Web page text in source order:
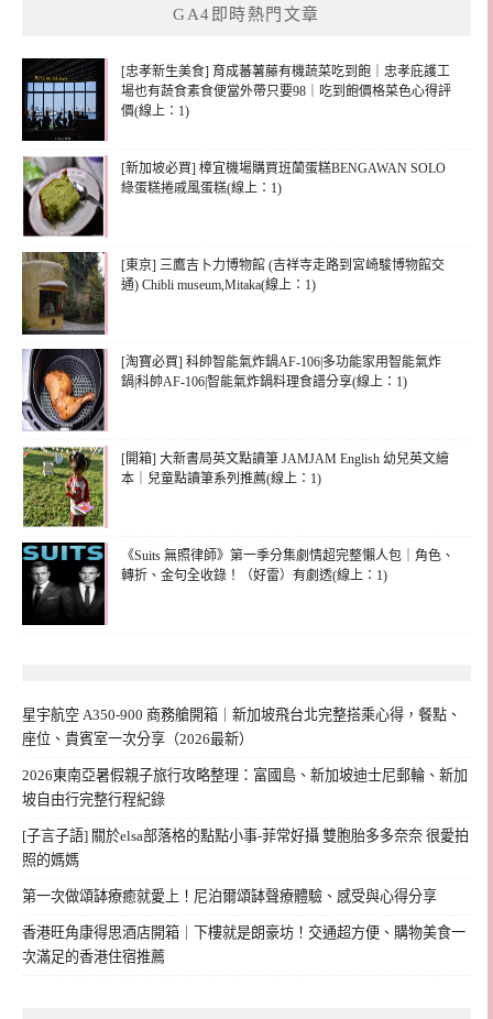
GA4即時熱門文章
[忠孝新生美食] 育成蕃薯藤有機蔬菜吃到飽｜忠孝庇護工
場也有蔬食素食便當外帶只要98｜吃到飽價格菜色心得評
價(線上：1)
[新加坡必買] 樟宜機場購買班蘭蛋糕BENGAWAN SOLO
綠蛋糕捲戚風蛋糕(線上：1)
[東京] 三鷹吉卜力博物館 (吉祥寺走路到宮崎駿博物館交
通) Chibli museum,Mitaka(線上：1)
[淘寶必買] 科帥智能氣炸鍋AF-106|多功能家用智能氣炸
鍋|科帥AF-106|智能氣炸鍋料理食譜分享(線上：1)
[開箱] 大新書局英文點讀筆 JAMJAM English 幼兒英文繪
本｜兒童點讀筆系列推薦(線上：1)
《Suits 無照律師》第一季分集劇情超完整懶人包｜角色、
轉折、金句全收錄！（好雷）有劇透(線上：1)
星宇航空 A350-900 商務艙開箱｜新加坡飛台北完整搭乘心得，餐點、
座位、貴賓室一次分享（2026最新）
2026東南亞暑假親子旅行攻略整理：富國島、新加坡迪士尼郵輪、新加
坡自由行完整行程紀錄
[子言子語] 關於elsa部落格的點點小事-菲常好攝 雙胞胎多多奈奈 很愛拍
照的媽媽
第一次做頌缽療癒就愛上！尼泊爾頌缽聲療體驗、感受與心得分享
香港旺角康得思酒店開箱｜下樓就是朗豪坊！交通超方便、購物美食一
次滿足的香港住宿推薦